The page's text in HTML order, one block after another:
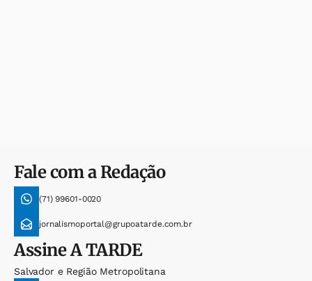
Fale com a Redação
(71) 99601-0020
jornalismoportal@grupoatarde.com.br
AssineA TARDE
Salvador e Região Metropolitana